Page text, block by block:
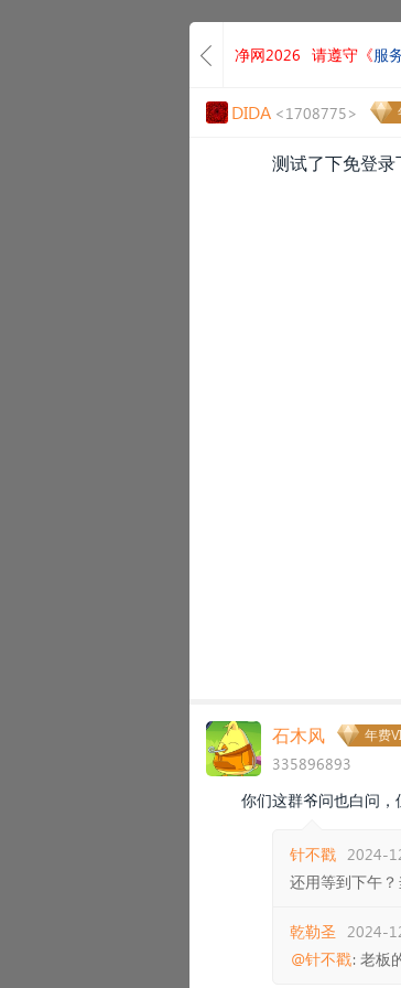
净网2026 请遵守《服
DIDA <1708775>
测试了下免登录
石木风 年费
335896893
你们这群爷问也白问
针不戳 2024-
还用等到下午
乾勒圣 2024-
@针不戳: 老板